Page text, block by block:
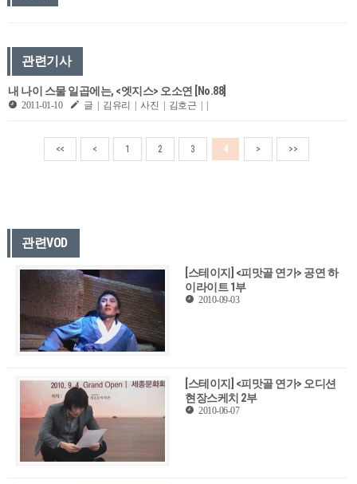
관련기사
내 나이 스물 일곱에는, <엣지스> 오소연 [No.88]
2011-01-10 글 | 김유리 | 사진 | 김호근 | |
<< < 1 2 3 4 > >>
관련VOD
[스테이지] <피맛골 연가> 공연 하
이라이트 1부
2010-09-03
[스테이지] <피맛골 연가> 오디션
현장스케치 2부
2010-06-07